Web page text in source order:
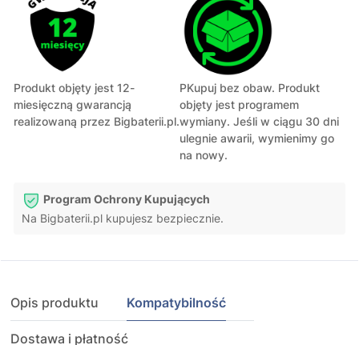
Produkt objęty jest 12-
miesięczną gwarancją
realizowaną przez Bigbaterii.pl.
PKupuj bez obaw. Produkt
objęty jest programem
wymiany. Jeśli w ciągu 30 dni
ulegnie awarii, wymienimy go
na nowy.
Program Ochrony Kupujących
Na Bigbaterii.pl kupujesz bezpiecznie.
Opis produktu Kompatybilność
Dostawa i płatność